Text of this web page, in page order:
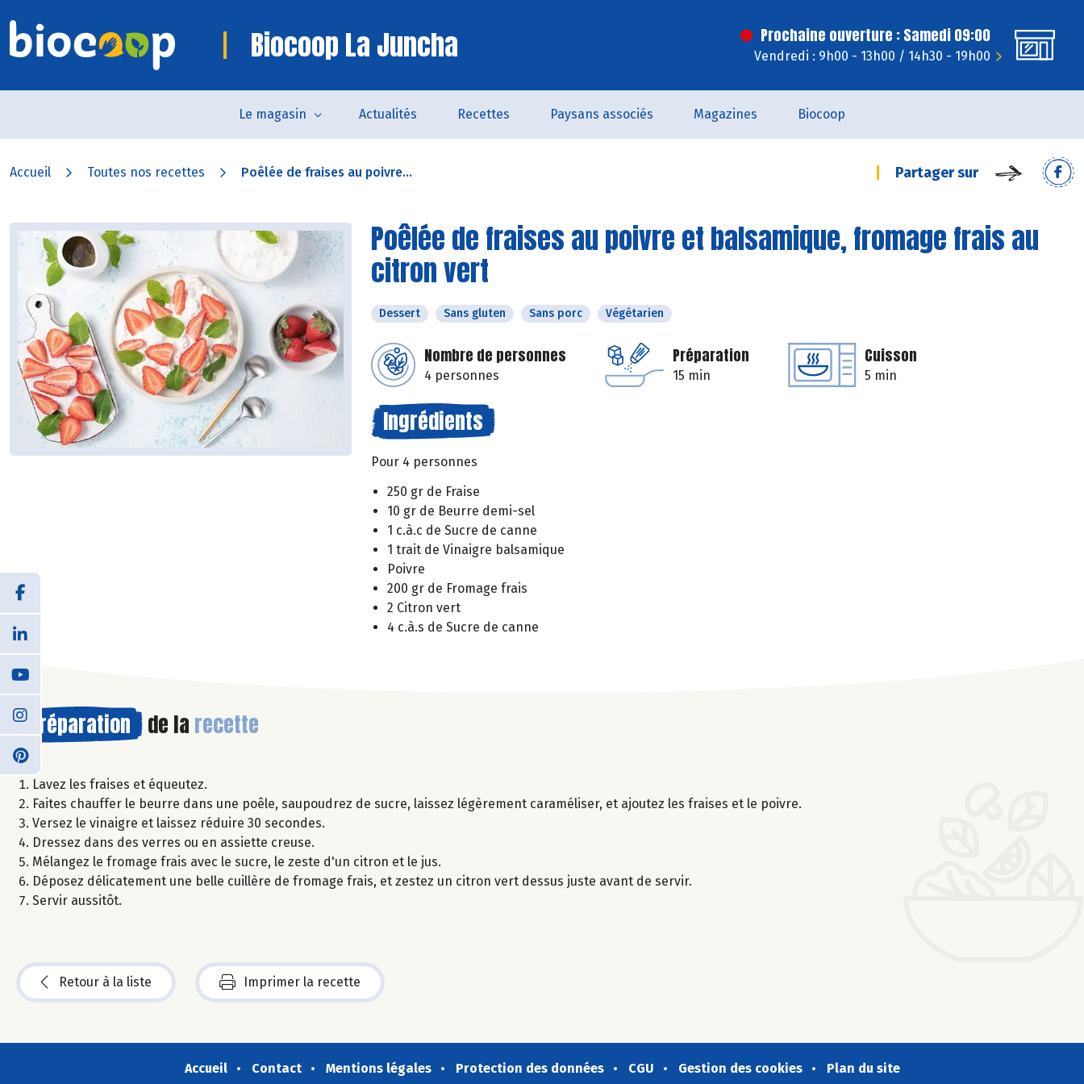
Biocoop La Juncha Prochaine ouverture : Samedi 09:00
Vendredi : 9h00 - 13h00 / 14h30 - 19h00
Le magasin Actualités Recettes Paysans associés Magazines Biocoop
Accueil Toutes nos recettes Poêlée de fraises au poivre... Partager sur
Poêlée de fraises au poivre et balsamique, fromage frais au
citron vert
Dessert Sans gluten Sans porc Végétarien
Nombre de personnes
4 personnes
Préparation
15 min
Cuisson
5 min
Ingrédients
Pour 4 personnes
250 gr de Fraise
10 gr de Beurre demi-sel
1 c.à.c de Sucre de canne
1 trait de Vinaigre balsamique
Poivre
200 gr de Fromage frais
2 Citron vert
4 c.à.s de Sucre de canne
Préparation de la recette
Lavez les fraises et équeutez.
Faites chauffer le beurre dans une poêle, saupoudrez de sucre, laissez légèrement caraméliser, et ajoutez les fraises et le poivre.
Versez le vinaigre et laissez réduire 30 secondes.
Dressez dans des verres ou en assiette creuse.
Mélangez le fromage frais avec le sucre, le zeste d'un citron et le jus.
Déposez délicatement une belle cuillère de fromage frais, et zestez un citron vert dessus juste avant de servir.
Servir aussitôt.
Retour à la liste Imprimer la recette
Accueil Contact Mentions légales Protection des données CGU Gestion des cookies Plan du site